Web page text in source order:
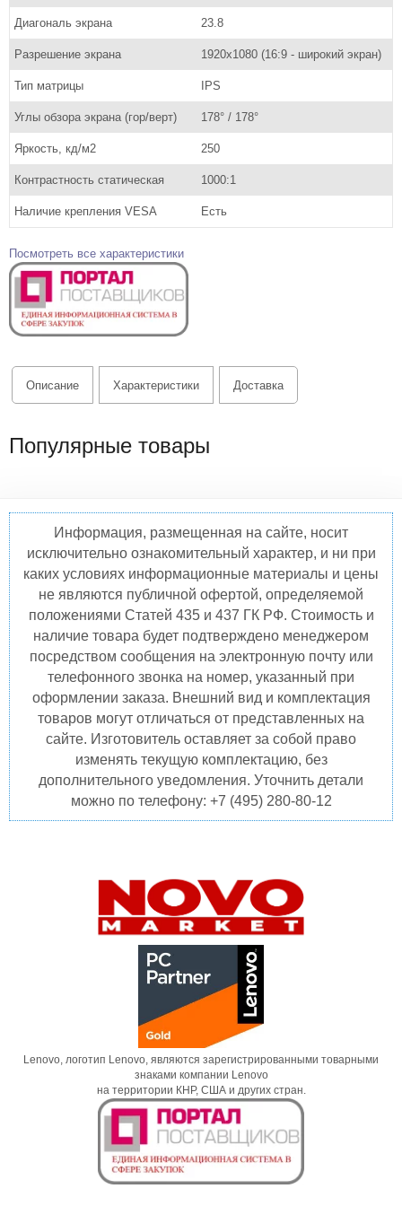
Диагональ экрана 23.8
Разрешение экрана 1920х1080 (16:9 - широкий экран)
Тип матрицы IPS
Углы обзора экрана (гор/верт) 178° / 178°
Яркость, кд/м2 250
Контрастность статическая 1000:1
Наличие крепления VESA Есть
Посмотреть все характеристики
Описание Характеристики Доставка
Популярные товары
Информация, размещенная на сайте, носит
исключительно ознакомительный характер, и ни при
каких условиях информационные материалы и цены
не являются публичной офертой, определяемой
положениями Статей 435 и 437 ГК РФ. Стоимость и
наличие товара будет подтверждено менеджером
посредством сообщения на электронную почту или
телефонного звонка на номер, указанный при
оформлении заказа. Внешний вид и комплектация
товаров могут отличаться от представленных на
сайте. Изготовитель оставляет за собой право
изменять текущую комплектацию, без
дополнительного уведомления. Уточнить детали
можно по телефону: +7 (495) 280-80-12
Lenovo, логотип Lenovo, являются зарегистрированными товарными
знаками компании Lenovo
на территории КНР, США и других стран.